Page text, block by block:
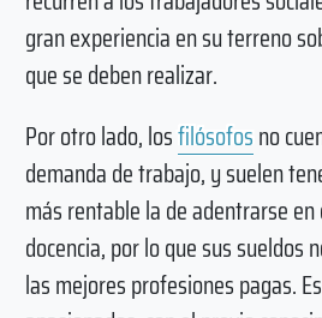
gran experiencia en su terreno
que se deben realizar.
Por otro lado, losfilósofosno
demanda de trabajo, y suelen
más rentable la de adentrarse
docencia, por lo que sus sueldos
las mejores profesiones pagas.